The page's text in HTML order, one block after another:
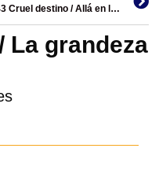
1943 Cruel destino / Allá en la frontera
La grandeza